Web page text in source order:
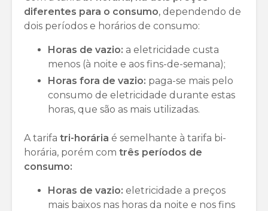
diferentes para o consumo, dependendo de
dois períodos e horários de consumo:
Horas de vazio: a eletricidade custa
menos (à noite e aos fins-de-semana);
Horas fora de vazio: paga-se mais pelo
consumo de eletricidade durante estas
horas, que são as mais utilizadas.
A tarifa tri-horária é semelhante à tarifa bi-
horária, porém com três períodos de
consumo:
Horas de vazio: eletricidade a preços
mais baixos nas horas da noite e nos fins